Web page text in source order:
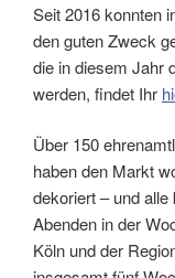
Seit 2016 konnten
den guten Zweck
die in diesem Jahr
werden, findet Ihr
Über 150
haben den Markt
dekoriert – und
Abenden in der
Köln und der